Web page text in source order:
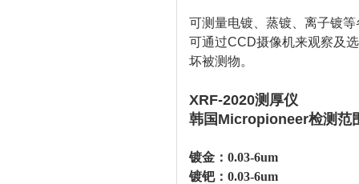
可测量电镀、蒸镀、离子镀
可通过CCD摄像机来观察及
坏被测物。
XRF-2020测厚仪
韩国Micropioneer检测范
镀金：0.03-6um
镀钯：0.03-6um